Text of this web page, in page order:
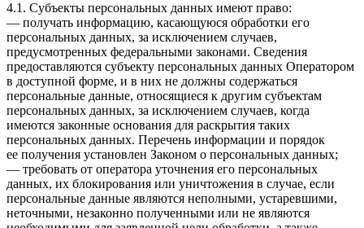
4.1. Субъекты персональных данных имеют право:
— получать информацию, касающуюся обработки его
персональных данных, за исключением случаев,
предусмотренных федеральными законами. Сведения
предоставляются субъекту персональных данных Оператором
в доступной форме, и в них не должны содержаться
персональные данные, относящиеся к другим субъектам
персональных данных, за исключением случаев, когда
имеются законные основания для раскрытия таких
персональных данных. Перечень информации и порядок
ее получения установлен Законом о персональных данных;
— требовать от оператора уточнения его персональных
данных, их блокирования или уничтожения в случае, если
персональные данные являются неполными, устаревшими,
неточными, незаконно полученными или не являются